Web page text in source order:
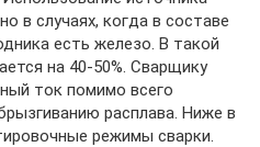
в случаях, когда в составе
есть железо. В такой
на 40-50%. Сварщику
ток помимо всего
расплава. Ниже в
режимы сварки.